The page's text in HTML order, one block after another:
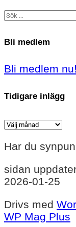
Sök
Bli medlem
Bli medlem nu!
Tidigare inlägg
Tidigare
Har du
sidan
2026-01-25
Drivs med
WP Mag Plus